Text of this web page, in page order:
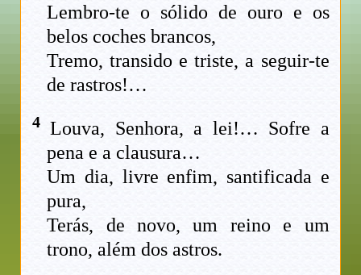
Lembro-te o sólido de ouro e os
belos coches brancos,
Tremo, transido e triste, a seguir-te
de rastros!…
4Louva, Senhora, a lei!… Sofre a
pena e a clausura…
Um dia, livre enfim, santificada e
pura,
Terás, de novo, um reino e um
trono, além dos astros.